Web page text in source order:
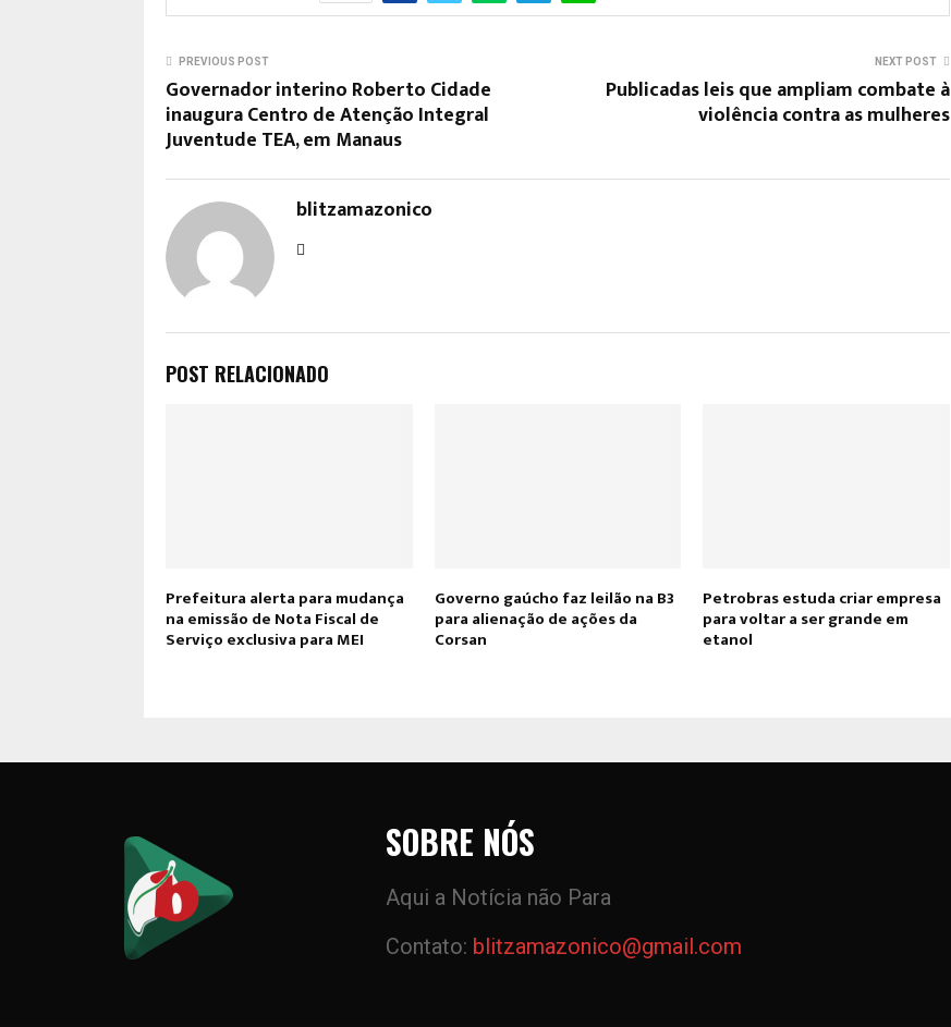
PREVIOUS POST
Governador interino Roberto Cidade
inaugura Centro de Atenção Integral
Juventude TEA, em Manaus
NEXT POST
Publicadas leis que ampliam combate à
violência contra as mulheres
blitzamazonico
POST RELACIONADO
Prefeitura alerta para mudança
na emissão de Nota Fiscal de
Serviço exclusiva para MEI
Governo gaúcho faz leilão na B3
para alienação de ações da
Corsan
Petrobras estuda criar empresa
para voltar a ser grande em
etanol
SOBRE NÓS
Aqui a Notícia não Para
Contato: blitzamazonico@gmail.com